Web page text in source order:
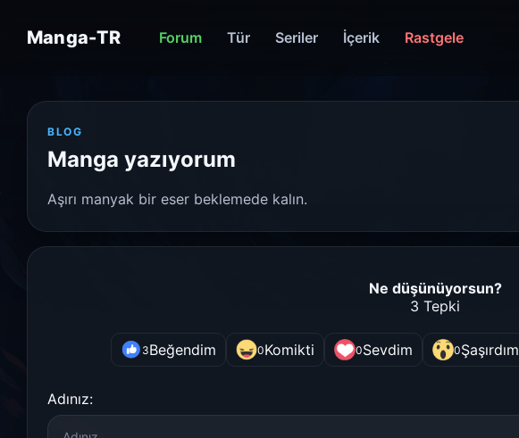
Manga-TR Forum Tür Seriler İçerik Rastgele
BLOG
Manga yazıyorum
Aşırı manyak bir eser beklemede kalın.
Ne düşünüyorsun?
3 Tepki
3Beğendim 0Komikti 0Sevdim 0Şaşırdım
Adınız: